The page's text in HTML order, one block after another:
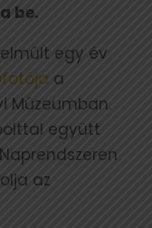
be.
egy év
a
Múzeumban.
együtt
az